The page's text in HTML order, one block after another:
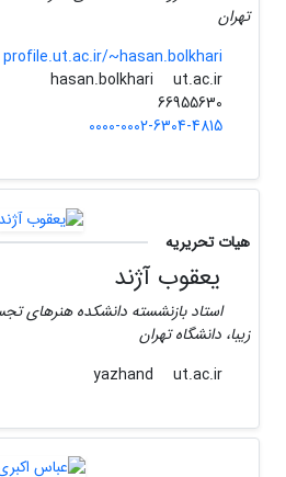
تهران
profile.ut.ac.ir/~hasan.bolkhari
hasan.bolkhari
ut.ac.ir
0000-0002-6304-4815
هیات تحریریه
یعقوب آژند
استاد بازنشسته دانشکده هنرهای
زیبا، دانشگاه تهران
yazhand
ut.ac.ir